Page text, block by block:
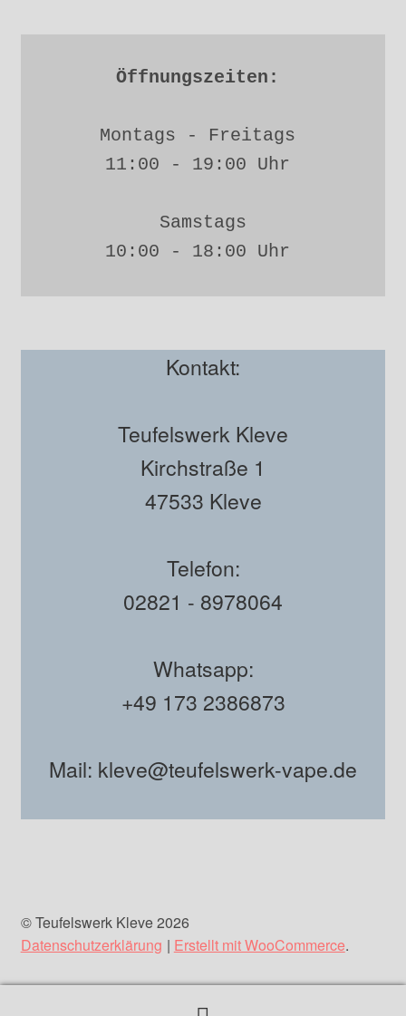
Öffnungszeiten:
Montags - Freitags
11:00 - 19:00 Uhr
Samstags
10:00 - 18:00 Uhr
Kontakt:
Teufelswerk Kleve
Kirchstraße 1
47533 Kleve
Telefon:
02821 - 8978064
Whatsapp:
+49 173 2386873
Mail: kleve@teufelswerk-vape.de
© Teufelswerk Kleve 2026
Datenschutzerklärung
Erstellt mit WooCommerce.